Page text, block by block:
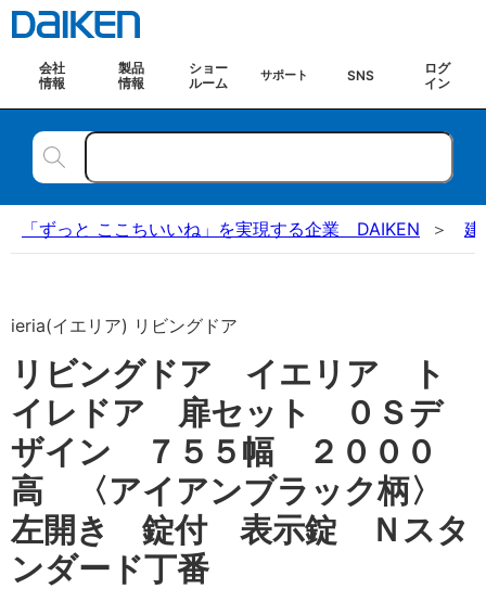
会社
情報
製品
情報
ショー
ルーム
サポート SNS
ログ
イン
「ずっと ここちいいね」を実現する企業 DAIKEN 建
ieria(イエリア) リビングドア
リビングドア イエリア ト
イレドア 扉セット ０Ｓデ
ザイン ７５５幅 ２０００
高 〈アイアンブラック柄〉
左開き 錠付 表示錠 Ｎスタ
ンダード丁番